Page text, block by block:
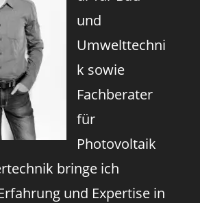
und
Umwelttechni
k sowie
Fachberater
für
Photovoltaik
bringe ich
und Expertise in